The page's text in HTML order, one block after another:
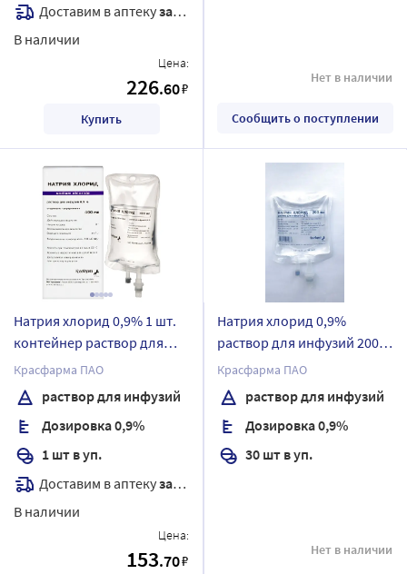
Доставим в аптекузавтра
В наличии
Цена:
226.60₽
Купить
Нет в наличии
Сообщить о поступлении
Натрия хлорид 0,9% 1 шт.
контейнер раствор для
инфузий 400 мл
Красфарма ПАО
раствор для инфузий
Дозировка 0,9%
1 шт в уп.
Доставим в аптекузавтра
В наличии
Цена:
153.70₽
Натрия хлорид 0,9%
раствор для инфузий 200
мл контейнер 30 шт.
Красфарма ПАО
раствор для инфузий
Дозировка 0,9%
30 шт в уп.
Нет в наличии